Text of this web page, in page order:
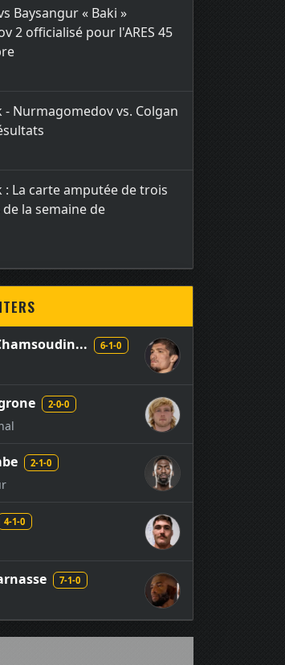
Baysangur « Baki »
2 officialisé pour l'ARES 45
- Nurmagomedov vs. Colgan
: La carte amputée de trois
la semaine de
6-1-0
2-0-0
2-1-0
4-1-0
7-1-0